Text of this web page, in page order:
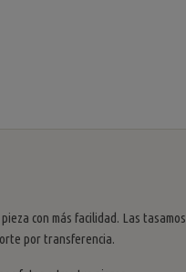
con más facilidad. Las tasamos
por transferencia.